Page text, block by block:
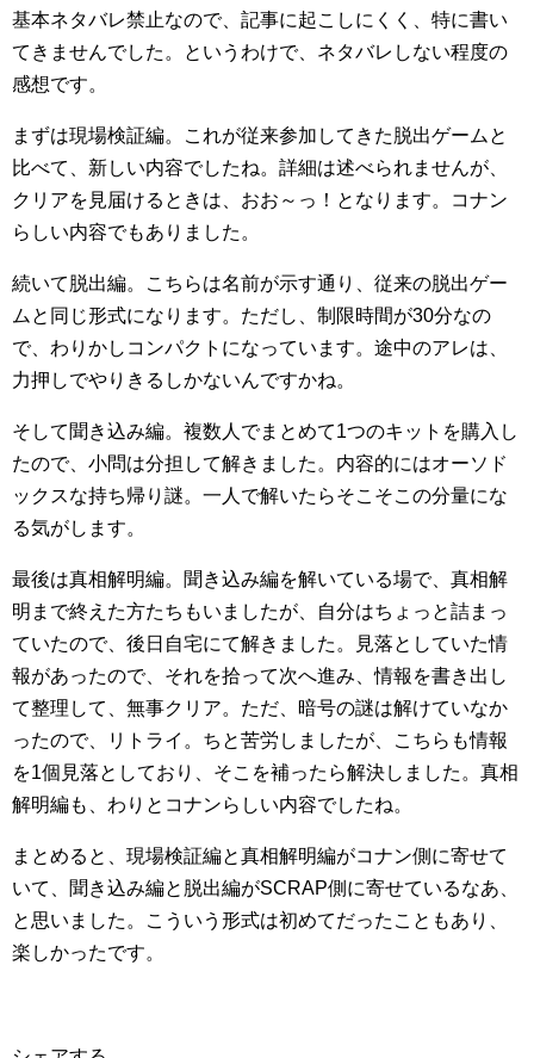
基本ネタバレ禁止なので、記事に起こしにくく、特に書い
てきませんでした。というわけで、ネタバレしない程度の
感想です。
まずは現場検証編。これが従来参加してきた脱出ゲームと
比べて、新しい内容でしたね。詳細は述べられませんが、
クリアを見届けるときは、おお～っ！となります。コナン
らしい内容でもありました。
続いて脱出編。こちらは名前が示す通り、従来の脱出ゲー
ムと同じ形式になります。ただし、制限時間が30分なの
で、わりかしコンパクトになっています。途中のアレは、
力押しでやりきるしかないんですかね。
そして聞き込み編。複数人でまとめて1つのキットを購入し
たので、小問は分担して解きました。内容的にはオーソド
ックスな持ち帰り謎。一人で解いたらそこそこの分量にな
る気がします。
最後は真相解明編。聞き込み編を解いている場で、真相解
明まで終えた方たちもいましたが、自分はちょっと詰まっ
ていたので、後日自宅にて解きました。見落としていた情
報があったので、それを拾って次へ進み、情報を書き出し
て整理して、無事クリア。ただ、暗号の謎は解けていなか
ったので、リトライ。ちと苦労しましたが、こちらも情報
を1個見落としており、そこを補ったら解決しました。真相
解明編も、わりとコナンらしい内容でしたね。
まとめると、現場検証編と真相解明編がコナン側に寄せて
いて、聞き込み編と脱出編がSCRAP側に寄せているなあ、
と思いました。こういう形式は初めてだったこともあり、
楽しかったです。